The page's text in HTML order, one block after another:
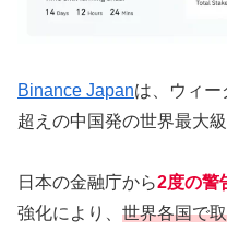
Binance Japanは、ウィー
超えの中国発の世界最大
日本の金融庁から2度の警
強化により、 世界各国で